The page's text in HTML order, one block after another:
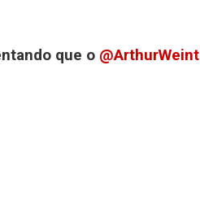
que o @ArthurWeint